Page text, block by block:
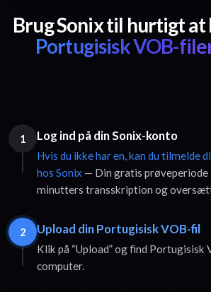
Brug Sonix til hurtigt
Portugisisk VOB-
1 Log ind på din Sonix-konto
Hvis du ikke har en, kan du tilmelde
hos Sonix — Din gratis prøveperiode
minutters transskription og
2 Upload din Portugisisk VOB-fil
Klik på “Upload” og find Portugisisk
computer.